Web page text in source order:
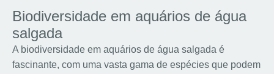
Biodiversidade em aquários de água
salgada
A biodiversidade em aquários de água salgada é
fascinante, com uma vasta gama de espécies que podem